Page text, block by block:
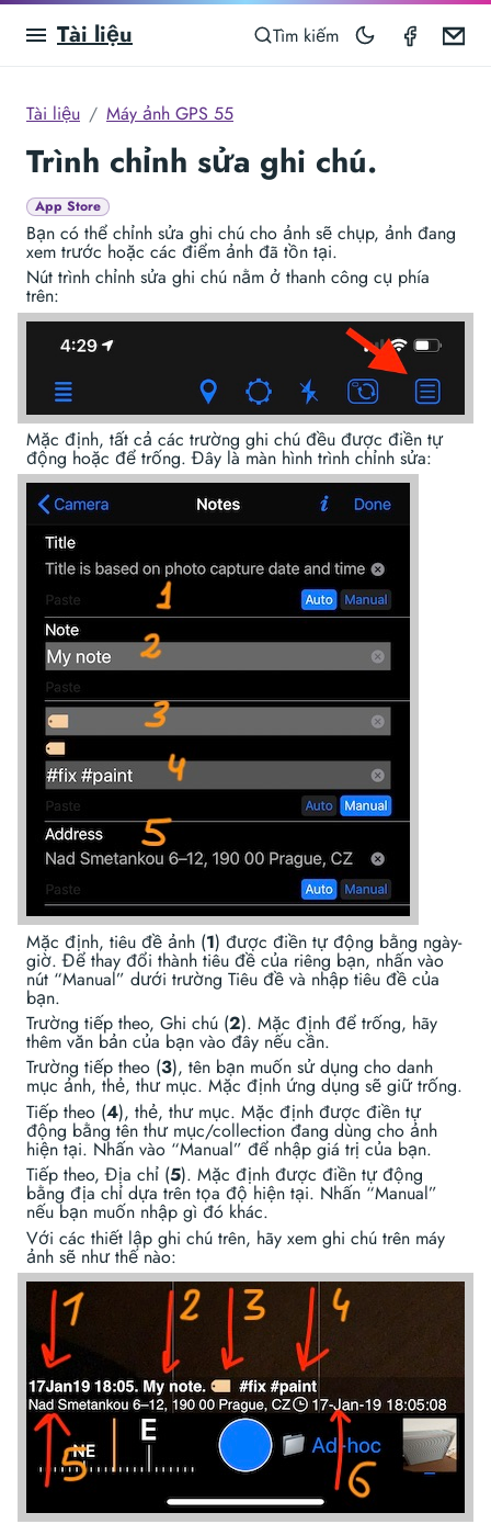
Tài liệu Tìm kiếm GPS
Tài liệu Máy ảnh GPS 55
Trình chỉnh sửa ghi chú.
App Store
Bạn có thể chỉnh sửa ghi chú cho ảnh sẽ chụp, ảnh đang
xem trước hoặc các điểm ảnh đã tồn tại.
Nút trình chỉnh sửa ghi chú nằm ở thanh công cụ phía
trên:
Mặc định, tất cả các trường ghi chú đều được điền tự
động hoặc để trống. Đây là màn hình trình chỉnh sửa:
Mặc định, tiêu đề ảnh (1) được điền tự động bằng ngày-
giờ. Để thay đổi thành tiêu đề của riêng bạn, nhấn vào
nút “Manual” dưới trường Tiêu đề và nhập tiêu đề của
bạn.
Trường tiếp theo, Ghi chú (2). Mặc định để trống, hãy
thêm văn bản của bạn vào đây nếu cần.
Trường tiếp theo (3), tên bạn muốn sử dụng cho danh
mục ảnh, thẻ, thư mục. Mặc định ứng dụng sẽ giữ trống.
Tiếp theo (4), thẻ, thư mục. Mặc định được điền tự
động bằng tên thư mục/collection đang dùng cho ảnh
hiện tại. Nhấn vào “Manual” để nhập giá trị của bạn.
Tiếp theo, Địa chỉ (5). Mặc định được điền tự động
bằng địa chỉ dựa trên tọa độ hiện tại. Nhấn “Manual”
nếu bạn muốn nhập gì đó khác.
Với các thiết lập ghi chú trên, hãy xem ghi chú trên máy
ảnh sẽ như thế nào: